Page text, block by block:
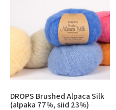
DROPS Brushed Alpaca Silk
(alpaka 77%, siid 23%)